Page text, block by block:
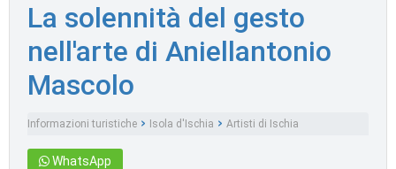
La solennità del gesto
nell'arte di Aniellantonio
Mascolo
Informazioni turistiche Isola d'Ischia Artisti di Ischia
WhatsApp